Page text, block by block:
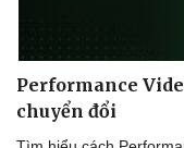
Performance
chuyển đổi